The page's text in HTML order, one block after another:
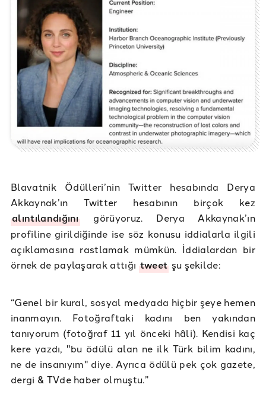
Blavatnik Ödülleri’nin Twitter hesabında Derya
Akkaynak’ın Twitter hesabının birçok kez
alıntılandığınıgörüyoruz. Derya Akkaynak’ın
profiline girildiğinde ise söz konusu iddialarla ilgili
açıklamasına rastlamak mümkün. İddialardan bir
örnek de paylaşarak attığı tweet şu şekilde:
“Genel bir kural, sosyal medyada hiçbir şeye hemen
inanmayın. Fotoğraftaki kadını ben yakından
tanıyorum (fotoğraf 11 yıl önceki hâli). Kendisi kaç
kere yazdı, "bu ödülü alan ne ilk Türk bilim kadını,
ne de insanıyım" diye. Ayrıca ödülü pek çok gazete,
dergi & TVde haber olmuştu.”